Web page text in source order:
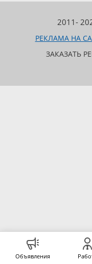
2011-
РЕКЛАМА НА
ЗАКАЗАТЬ
Объявления